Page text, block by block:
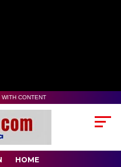
CONTENT
HOME